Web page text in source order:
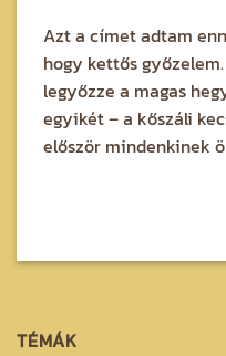
Azt a címet adtam
hogy kettős
legyőzze a magas
egyikét – a kőszáli
először mindenkinek
TÉMÁK